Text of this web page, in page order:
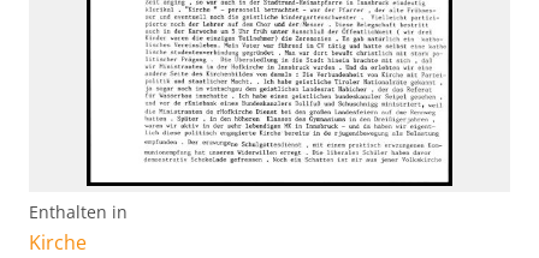
Enthalten in
Kirche